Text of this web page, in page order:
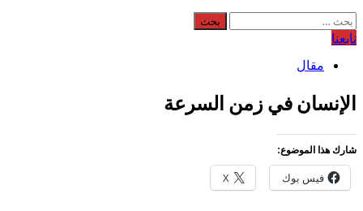
البحث
عن:
تابعنا
مقال
الإنسان في زمن السرعة
شارك هذا الموضوع:
فيس بوك X